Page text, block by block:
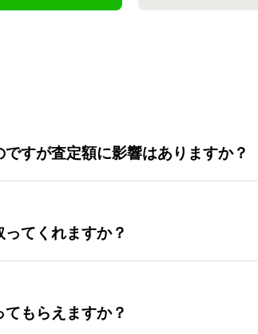
すが査定額に影響はありますか？
てくれますか？
もらえますか？